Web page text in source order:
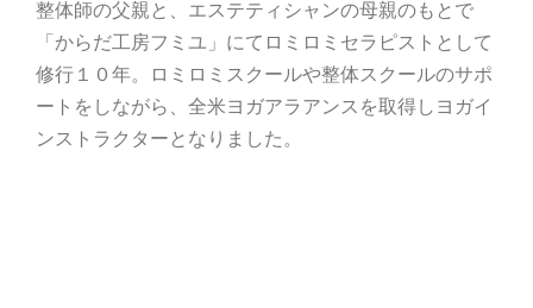
整体師の父親と、エステティシャンの母親のもとで
「からだ工房フミユ」にてロミロミセラピストとして
修行１０年。ロミロミスクールや整体スクールのサポ
ートをしながら、全米ヨガアラアンスを取得しヨガイ
ンストラクターとなりました。